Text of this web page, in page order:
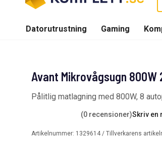
Datorutrustning Gaming
Avant Mikrovågsugn 800W
Pålitlig matlagning med 800W, 8
(0 recensioner)Skriv en
Artikelnummer: 1329614 / Tillverkarens